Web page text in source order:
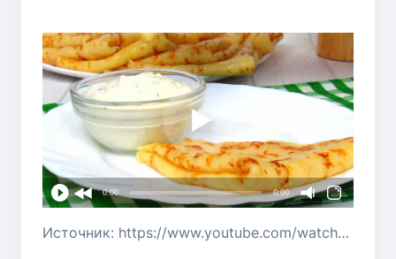
0:00 0:00
Источник: https://www.youtube.com/watch?v=3CV5_chhg4s